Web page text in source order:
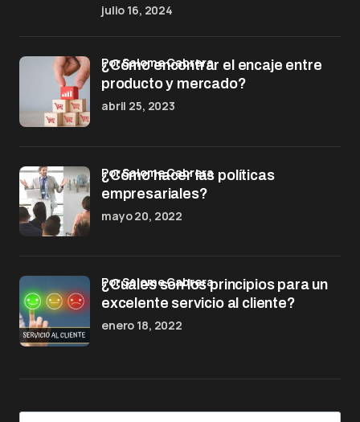
julio 16, 2024
¿Cómo encontrar el encaje entre
producto y mercado?
por Salome Cabrera
abril 25, 2023
¿Cómo hacer las políticas
empresariales?
por Salome Cabrera
mayo 20, 2022
¿Cuáles son los principios para un
excelente servicio al cliente?
por Salome Cabrera
enero 18, 2022